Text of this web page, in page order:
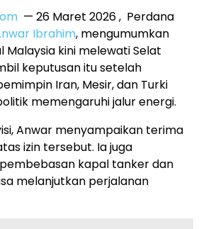
— 26 Maret 2026 , Perdana
Ibrahim, mengumumkan
kini melewati Selat
keputusan itu setelah
Iran, Mesir, dan Turki
memengaruhi jalur energi.
Anwar menyampaikan terima
izin tersebut. Ia juga
kapal tanker dan
melanjutkan perjalanan